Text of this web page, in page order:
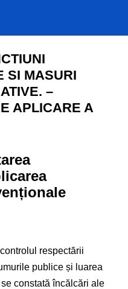
SI MASURI
–
APLICARE A
respectării
publice și luarea
constată încălcări ale